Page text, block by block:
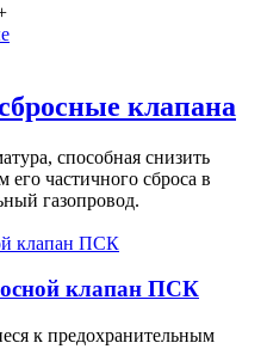
клапана
способная снизить
его частичного сброса в
газопровод.
клапан ПСК
к предохранительным